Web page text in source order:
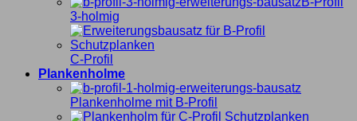
3-holmig
C-Profil
Plankenholme
Plankenholme mit B-Profil